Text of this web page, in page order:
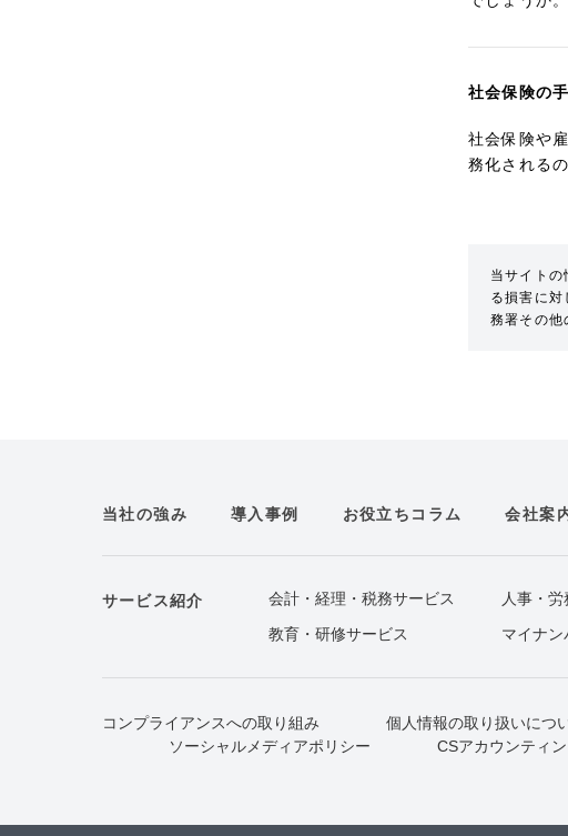
社会保険の
社会保険や
務化される
当サイト
る損害に
務署その他
当社の強み 導入事例 お役立ちコラム 会社案
サービス紹介 会計・経理・税務サービス 人事・
教育・研修サービス
マイナン
コンプライアンスへの取り組み 個人情報の取り扱いにつ
ソーシャルメディアポリシー
CSアカウンティ